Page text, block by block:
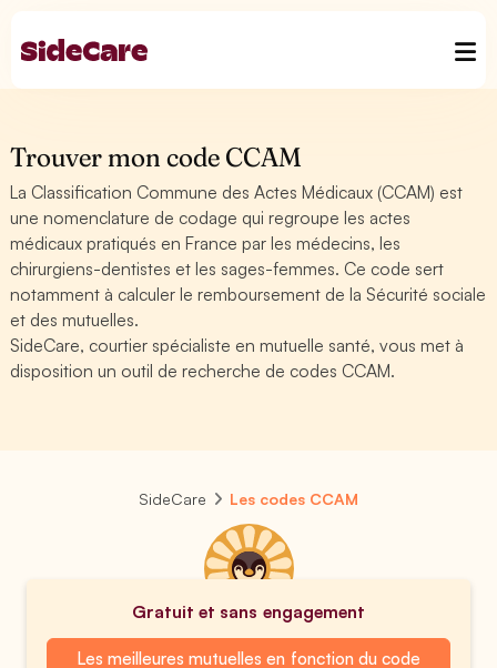
Trouver mon code CCAM
La Classification Commune des Actes Médicaux (CCAM) est
une nomenclature de codage qui regroupe les actes
médicaux pratiqués en France par les médecins, les
chirurgiens-dentistes et les sages-femmes. Ce code sert
notamment à calculer le remboursement de la Sécurité sociale
et des mutuelles.
SideCare, courtier spécialiste en mutuelle santé, vous met à
disposition un outil de recherche de codes CCAM.
SideCare Les codes CCAM
Gratuit et sans engagement
Les meilleures mutuelles en fonction du code